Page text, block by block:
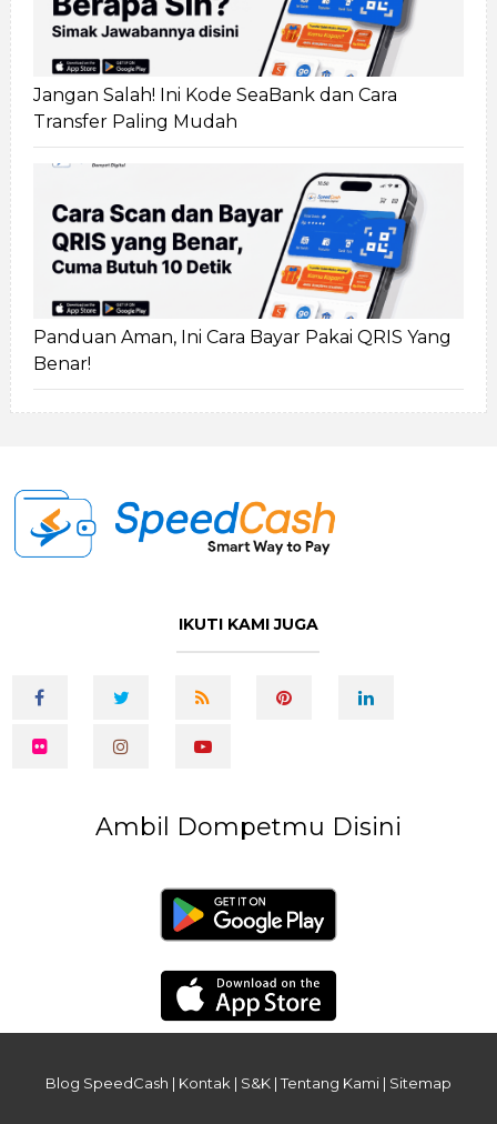
Jangan Salah! Ini Kode SeaBank dan Cara
Transfer Paling Mudah
Panduan Aman, Ini Cara Bayar Pakai QRIS Yang
Benar!
IKUTI KAMI JUGA
Ambil Dompetmu Disini
Blog SpeedCash | Kontak | S&K |Tentang Kami | Sitemap